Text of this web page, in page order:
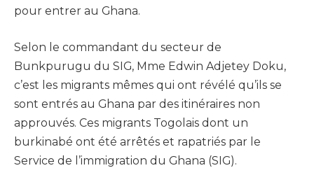
pour entrer au Ghana.
Selon le commandant du secteur de
Bunkpurugu du SIG, Mme Edwin Adjetey Doku,
c’est les migrants mêmes qui ont révélé qu’ils se
sont entrés au Ghana par des itinéraires non
approuvés. Ces migrants Togolais dont un
burkinabé ont été arrêtés et rapatriés par le
Service de l’immigration du Ghana (SIG).